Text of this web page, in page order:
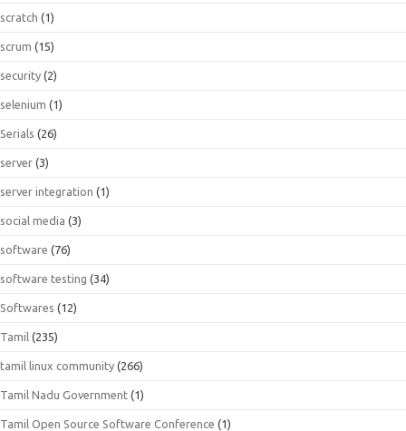
scratch (1)
scrum (15)
security (2)
selenium (1)
Serials (26)
server (3)
server integration (1)
social media (3)
software (76)
software testing (34)
Softwares (12)
Tamil (235)
tamil linux community (266)
Tamil Nadu Government (1)
Tamil Open Source Software Conference (1)